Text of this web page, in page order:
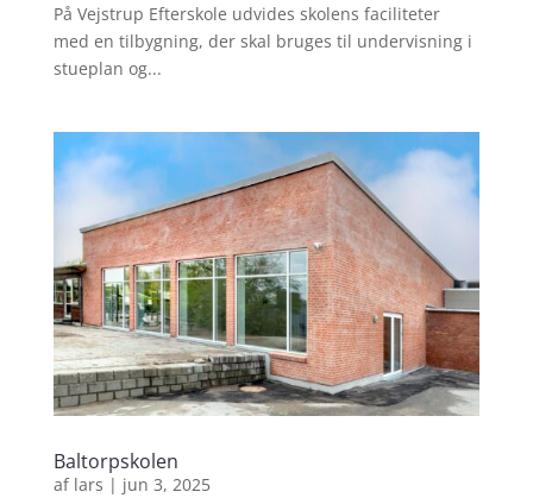
På Vejstrup Efterskole udvides skolens faciliteter
med en tilbygning, der skal bruges til undervisning i
stueplan og...
Baltorpskolen
af lars | jun 3, 2025